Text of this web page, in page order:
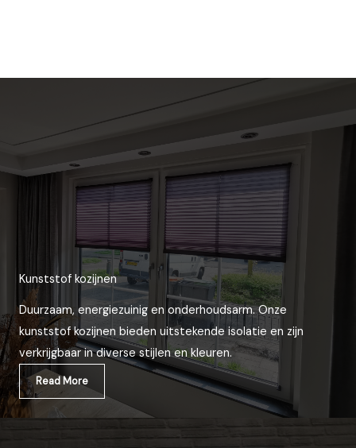
Kunststof kozijnen
Duurzaam, energiezuinig en onderhoudsarm. Onze
kunststof kozijnen bieden uitstekende isolatie en zijn
verkrijgbaar in diverse stijlen en kleuren.
Read More